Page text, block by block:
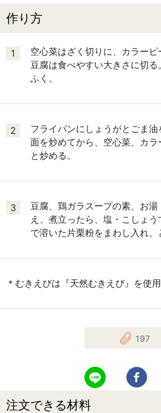
作り方
1
空心菜はざく切りに、カラーピ
豆腐は食べやすい大きさに切
ふく。
2
フライパンにしょうがとごま
面を炒めてから、空心菜、カ
と炒める。
3
豆腐、鶏ガラスープの素、お
え、煮立ったら、塩・こしょ
で溶いた片栗粉をまわし入れ、
＊むきえびは『天然むきえび』を使用
197
LINEで送る
注文できる材料